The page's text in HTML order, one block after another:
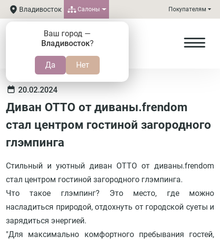
Владивосток
Ваш город —
Владивосток?
Салоны Покупателям
20.02.2024
Диван ОТТО от диваны.frendom
стал центром гостиной загородного
глэмпинга
Стильный и уютный диван ОТТО от диваны.frendom
стал центром гостиной загородного глэмпинга.
Что такое глэмпинг? Это место, где можно
насладиться природой, отдохнуть от городской суеты и
зарядиться энергией.
"Для максимально комфортного пребывания гостей,